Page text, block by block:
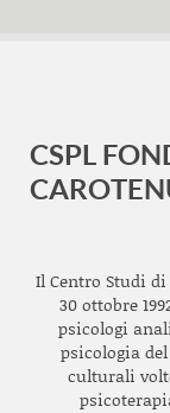
CSPL
Il Centro Studi
30 ottobre
psicologi
psicologia
culturali